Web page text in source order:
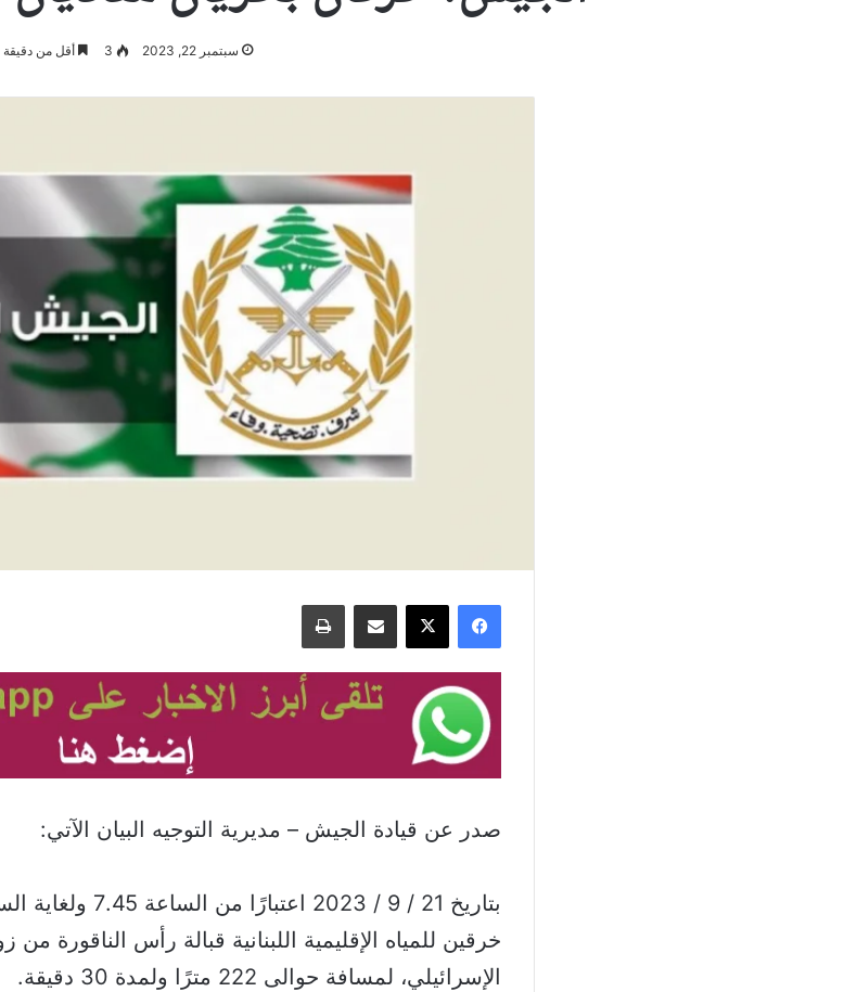
سبتمبر 22, 2023 3 أقل من دقيقة
فيسبوك ‫X مشاركة عبر البريد طباعة
صدر عن قيادة الجيش – مديرية التوجيه البيان الآتي:
خرقين للمياه الإقليمية اللبنانية قبالة رأس الناقورة من
الإسرائيلي، لمسافة حوالى 222 مترًا ولمدة 30 دقيقة.